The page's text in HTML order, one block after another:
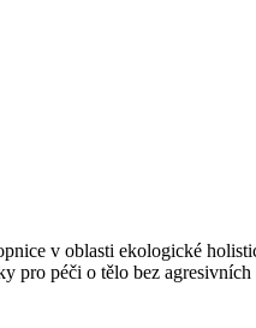
v oblasti ekologické
péči o tělo bez